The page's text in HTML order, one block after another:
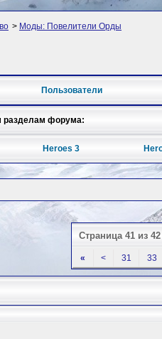
> Моды: Повелители Орды
Пользователи
разделам форума:
Heroes 3
Страница 41 из 42
« < 31 33